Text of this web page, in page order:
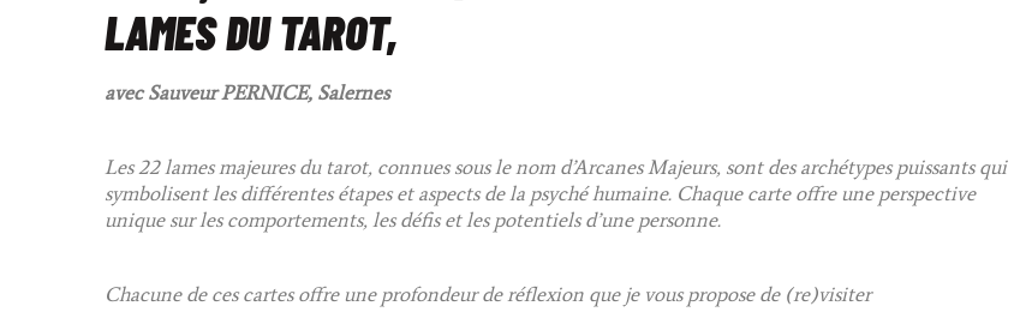
LAMES DU TAROT,
avec Sauveur PERNICE, Salernes
Les 22 lames majeures du tarot, connues sous le nom d’Arcanes Majeurs, sont des archétypes puissants qui
symbolisent les différentes étapes et aspects de la psyché humaine. Chaque carte offre une perspective
unique sur les comportements, les défis et les potentiels d’une personne.
Chacune de ces cartes offre une profondeur de réflexion que je vous propose de (re)visiter